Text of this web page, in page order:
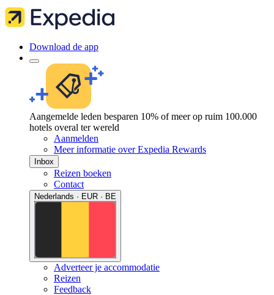
Download de app
Aangemelde leden besparen 10% of meer op ruim 100.000
hotels overal ter wereld
Aanmelden
Meer informatie over Expedia Rewards
Inbox
Reizen boeken
Contact
Nederlands · EUR · BE
Adverteer je accommodatie
Reizen
Feedback